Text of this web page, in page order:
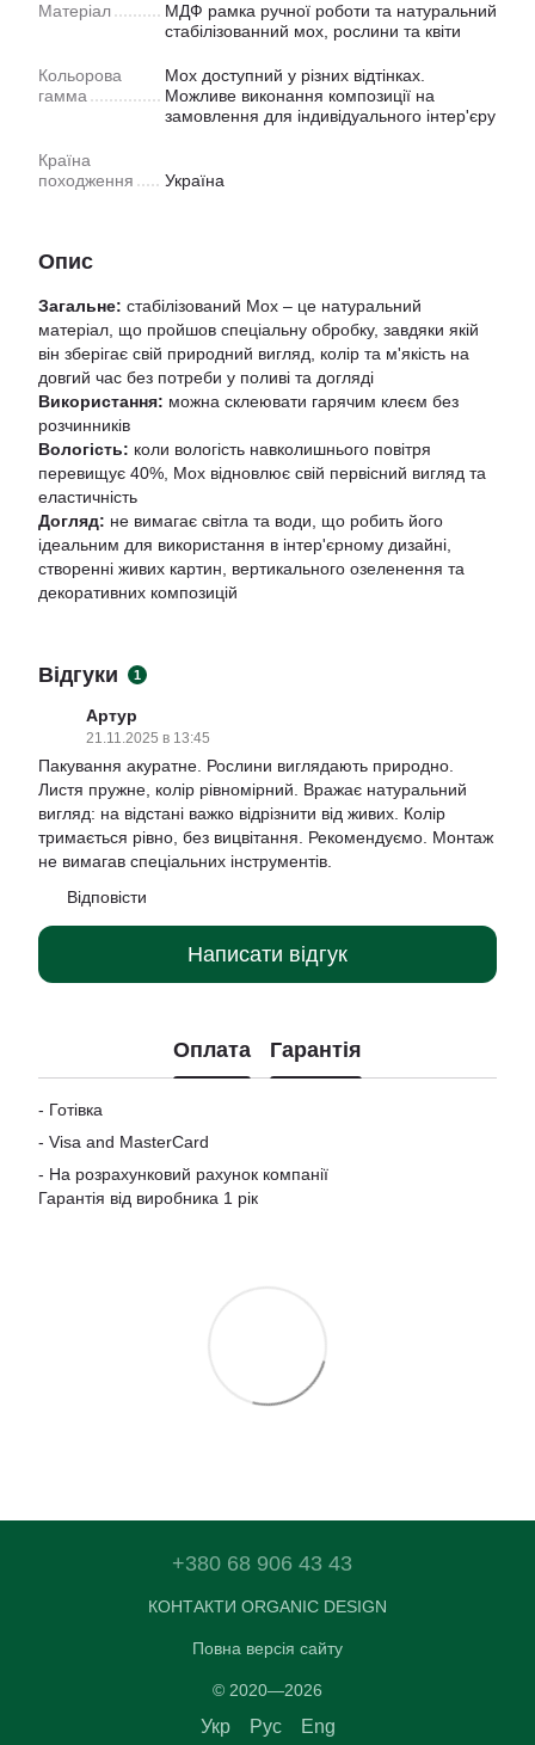
Матеріал
МДФ рамка ручної роботи та натуральний
стабілізованний мох, рослини та квіти
Кольорова
гамма
Мох доступний у рiзних відтінках.
Можливе виконання композиції на
замовлення для індивідуального інтер'єру
Країна
походження
Україна
Опис
Загальне: стабілізований Мох – це натуральний
матеріал, що пройшов спеціальну обробку, завдяки якій
він зберігає свій природний вигляд, колір та м'якість на
довгий час без потреби у поливі та догляді
Використання: можна склеювати гарячим клеєм без
розчинників
Вологість: коли вологість навколишнього повітря
перевищує 40%, Мох відновлює свій первісний вигляд та
еластичність
Догляд: не вимагає світла та води, що робить його
ідеальним для використання в інтер'єрному дизайні,
створенні живих картин, вертикального озеленення та
декоративних композицій
Відгуки 1
Артур
21.11.2025 в 13:45
Пакування акуратне. Рослини виглядають природно.
Листя пружне, колір рівномірний. Вражає натуральний
вигляд: на відстані важко відрізнити від живих. Колір
тримається рівно, без вицвітання. Рекомендуємо. Монтаж
не вимагав спеціальних інструментів.
Відповісти
Написати відгук
Оплата Гарантія
- Готівка
- Visa and MasterCard
- На розрахунковий рахунок компанії
Гарантія від виробника 1 рік
+380 68 906 43 43
КОНТАКТИ ORGANIC DESIGN
Повна версія сайту
© 2020—2026
Укр Рус Eng